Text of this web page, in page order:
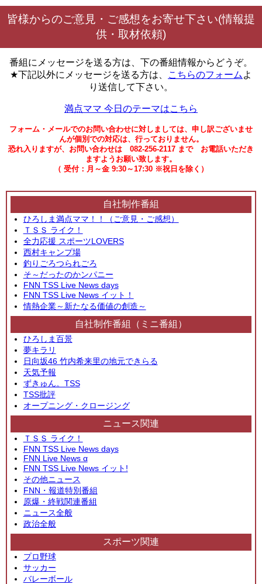
皆様からのご意見・ご感想をお寄せ下さい(情報提
供・取材依頼)
番組にメッセージを送る方は、下の番組情報からどうぞ。
★下記以外にメッセージを送る方は、
こちらのフォーム よ
り送信して下さい。
満点ママ 今日のテーマはこちら
フォーム・メールでのお問い合わせに対しましては、申し訳ございませ
んが個別での対応は、行っておりません。
恐れ入りますが、お問い合わせは 082-256-2117 まで お電話いただき
ますようお願い致します。
（ 受付：月～金 9:30～17:30 ※祝日を除く）
自社制作番組
ひろしま満点ママ！！（ご意見・ご感想）
ＴＳＳ ライク！
全力応援 スポーツLOVERS
西村キャンプ場
釣りごろつられごろ
そ～だったのかンパニー
FNN TSS Live News days
FNN TSS Live News イット！
情熱企業～新たなる価値の創造～
自社制作番組（ミニ番組）
ひろしま百景
夢キラリ
日向坂46 竹内希来里の地元できらる
天気予報
ずきゅん。TSS
TSS批評
オープニング・クロージング
ニュース関連
ＴＳＳ ライク！
FNN TSS Live News days
FNN Live News α
FNN TSS Live News イット!
その他ニュース
FNN・報道特別番組
原爆・終戦関連番組
ニュース全般
政治全般
スポーツ関連
プロ野球
サッカー
バレーボール